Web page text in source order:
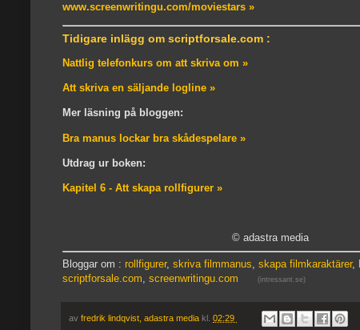
www.screenwritingu.com/moviestars »
Tidigare inlägg om scriptforsale.com :
Nattlig telefonkurs om att skriva om »
Att skriva en säljande logline »
Mer läsning på bloggen:
Bra manus lockar bra skådespelare »
Utdrag ur boken:
Kapitel 6 - Att skapa rollfigurer »
© adastra media
Bloggar om : rollfigurer, skriva filmmanus, skapa filmkaraktärer,
scriptforsale.com, screenwritingu.com (intressant.se)
av fredrik lindqvist, adastra media kl. 02:29